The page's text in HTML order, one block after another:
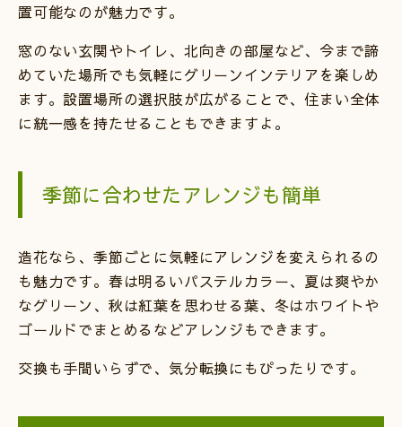
置可能なのが魅力です。
窓のない玄関やトイレ、北向きの部屋など、今まで諦
めていた場所でも気軽にグリーンインテリアを楽しめ
ます。設置場所の選択肢が広がることで、住まい全体
に統一感を持たせることもできますよ。
季節に合わせたアレンジも簡単
造花なら、季節ごとに気軽にアレンジを変えられるの
も魅力です。春は明るいパステルカラー、夏は爽やか
なグリーン、秋は紅葉を思わせる葉、冬はホワイトや
ゴールドでまとめるなどアレンジもできます。
交換も手間いらずで、気分転換にもぴったりです。